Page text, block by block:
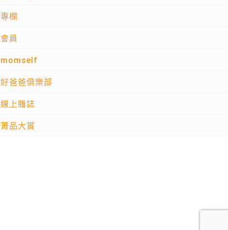
專欄
會員
momself
好爸爸俱樂部
線上雜誌
菁品大賞